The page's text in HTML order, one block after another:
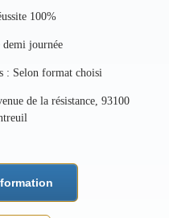
100%
demi journée
: Selon format choisi
de la résistance, 93100